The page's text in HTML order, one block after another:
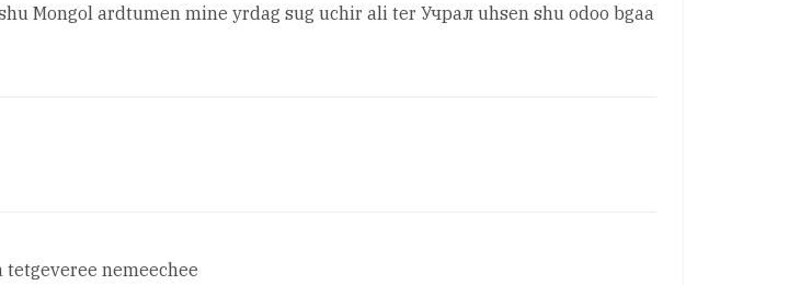
Mongol ardtumen mine yrdag sug uchir ali ter Учрал uhsen shu odoo bgaa
nemeechee